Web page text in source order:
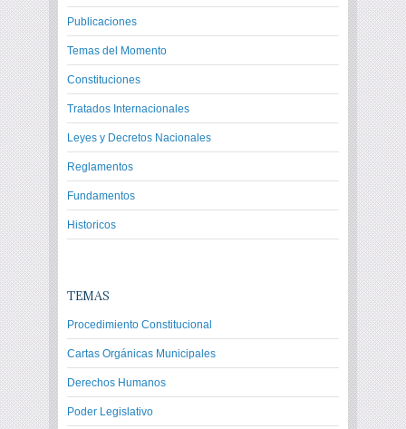
Publicaciones
Temas del Momento
Constituciones
Tratados Internacionales
Leyes y Decretos Nacionales
Reglamentos
Fundamentos
Historicos
TEMAS
Procedimiento Constitucional
Cartas Orgánicas Municipales
Derechos Humanos
Poder Legislativo